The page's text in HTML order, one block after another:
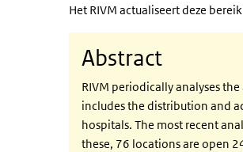
Het RIVM actualiseert deze
Abstract
RIVM periodically analyses
includes the distribution and
hospitals. The most recent
these, 76 locations are open